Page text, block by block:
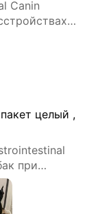
Canin
целый ,
при